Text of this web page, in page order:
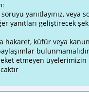
yanıtlayınız, veya
yanıtları geliştirecek
hakaret, küfür veya
etmeyen üyelerimizin